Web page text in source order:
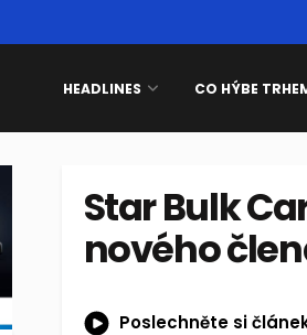
HEADLINES CO HÝBE
Star Bulk
nového
Poslechněte si